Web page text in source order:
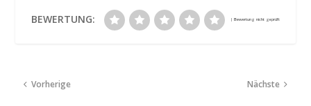
BEWERTUNG:
Vorherige Nächste